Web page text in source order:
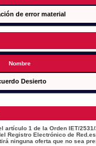
de error material
Nombre
Desierto
artículo 1 de la Orden IET/
Registro Electrónico de
ninguna oferta que no sea